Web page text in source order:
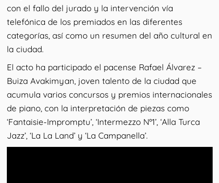
con el fallo del jurado y la intervención vía
telefónica de los premiados en las diferentes
categorías, así como un resumen del año cultural en
la ciudad.
El acto ha participado el pacense Rafael Álvarez –
Buiza Avakimyan, joven talento de la ciudad que
acumula varios concursos y premios internacionales
de piano, con la interpretación de piezas como
‘Fantaisie-Impromptu’, ‘Intermezzo Nº1’, ‘Alla Turca
Jazz’, ‘La La Land’ y ‘La Campanella’.